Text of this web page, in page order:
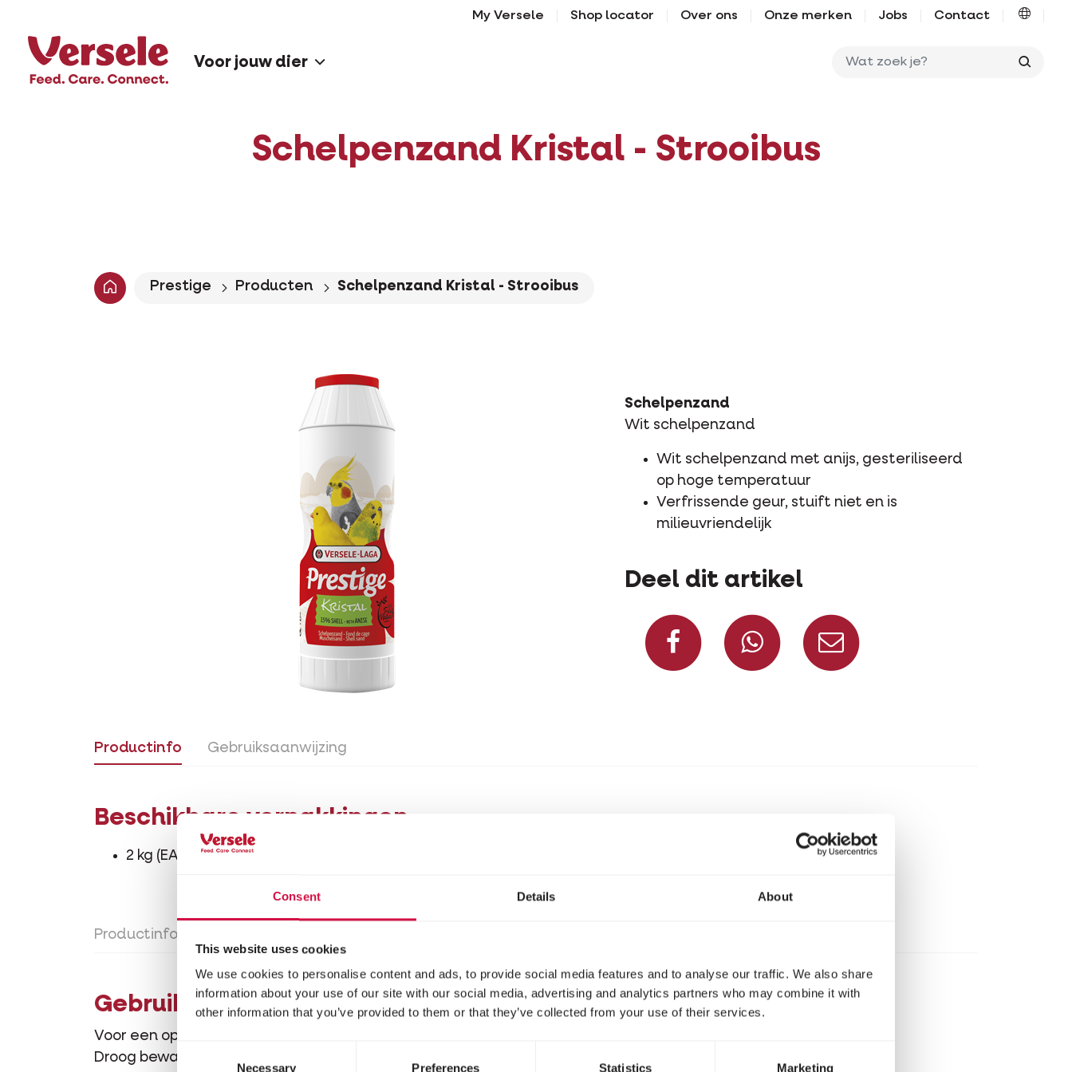
Consent Details About
This website uses cookies
We use cookies to personalise content and ads, to provide social media features and to analyse our traffic. We also share
information about your use of our site with our social media, advertising and analytics partners who may combine it with
other information that you’ve provided to them or that they’ve collected from your use of their services.
Necessary Preferences Statistics Marketing
My Versele Shop locator Over ons Onze merken Jobs Contact
Voor jouw dier
Schelpenzand Kristal - Strooibus
Prestige Producten Schelpenzand Kristal - Strooibus
Schelpenzand
Wit schelpenzand
Wit schelpenzand met anijs, gesteriliseerd
op hoge temperatuur
Verfrissende geur, stuift niet en is
milieuvriendelijk
Deel dit artikel
Deel op Facebook
Deel via WhatsApp
Productinfo Gebruiksaanwijzing
Beschikbare verpakkingen
2 kg (EAN5410340230107)
Productinfo
Gebruiksaanwijzing
Voor een optimale hygiëne, 1 à 2 maal per week verversen. Kan na gebruik in compost of bij GFT-afval.
Droog bewaren.